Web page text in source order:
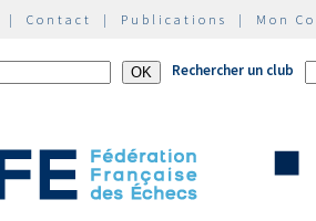
| Contact | Publications | Mon
Rechercher un club